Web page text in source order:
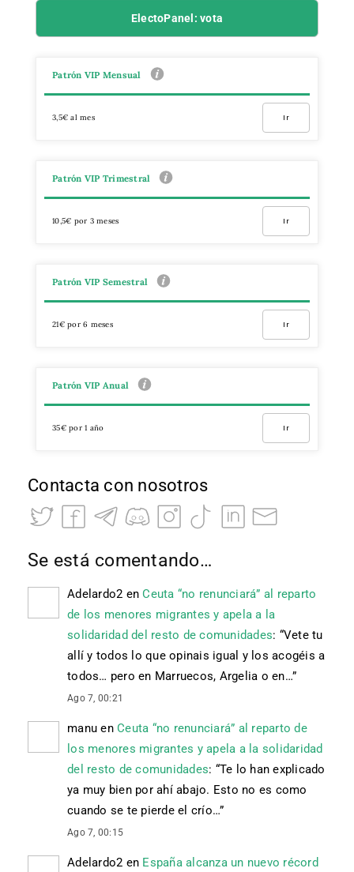
ElectoPanel: vota
Patrón VIP Mensual
3,5€ al mes Ir
Patrón VIP Trimestral
10,5€ por 3 meses Ir
Patrón VIP Semestral
21€ por 6 meses Ir
Patrón VIP Anual
35€ por 1 año Ir
Contacta con nosotros
Se está comentando…
Adelardo2 enCeuta “no renunciará” al reparto
de los menores migrantes y apela a la
solidaridad del resto de comunidades: “Vete tu
allí y todos lo que opinais igual y los acogéis a
todos… pero en Marruecos, Argelia o en…”
Ago 7, 00:21
manu en Ceuta “no renunciará” al reparto de
los menores migrantes y apela a la solidaridad
del resto de comunidades: “Te lo han explicado
ya muy bien por ahí abajo. Esto no es como
cuando se te pierde el crío…”
Ago 7, 00:15
Adelardo2 en España alcanza un nuevo récord